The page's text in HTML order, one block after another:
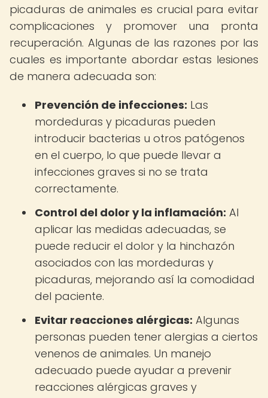
picaduras de animales es crucial para evitar
complicaciones y promover una pronta
recuperación. Algunas de las razones por las
cuales es importante abordar estas lesiones
de manera adecuada son:
Prevención de infecciones: Las
mordeduras y picaduras pueden
introducir bacterias u otros patógenos
en el cuerpo, lo que puede llevar a
infecciones graves si no se trata
correctamente.
Control del dolor y la inflamación: Al
aplicar las medidas adecuadas, se
puede reducir el dolor y la hinchazón
asociados con las mordeduras y
picaduras, mejorando así la comodidad
del paciente.
Evitar reacciones alérgicas: Algunas
personas pueden tener alergias a ciertos
venenos de animales. Un manejo
adecuado puede ayudar a prevenir
reacciones alérgicas graves y